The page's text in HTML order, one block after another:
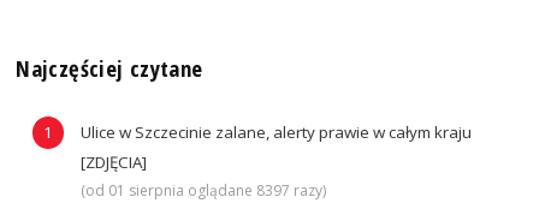
Najczęściej czytane
Ulice w Szczecinie zalane, alerty prawie w całym kraju
[ZDJĘCIA]
(od 01 sierpnia oglądane 8397 razy)